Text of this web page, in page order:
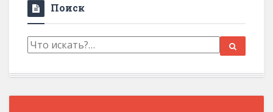
Поиск